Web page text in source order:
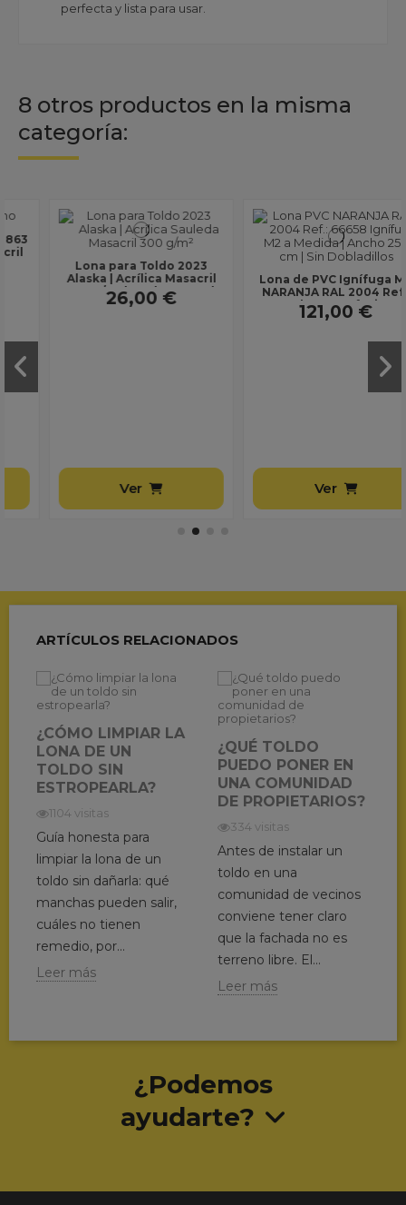
perfecta y lista para usar.
8 otros productos en la misma
categoría:
Lona para Toldo 2023
Alaska | Acrílica Masacril
300 g/m² | Ancho 1,20 m |
Lona sin...
26,00 €
Lona de PVC Ignífuga M2
NARANJA RAL 2004 Ref.:
66658 | Uso Profesional |
Ancho 250 cm |...
121,00 €
ARTÍCULOS RELACIONADOS
¿CÓMO LIMPIAR LA
LONA DE UN
TOLDO SIN
ESTROPEARLA?
1104 visitas
Guía honesta para
limpiar la lona de un
toldo sin dañarla: qué
manchas pueden salir,
cuáles no tienen
remedio, por...
Leer más
¿QUÉ TOLDO
PUEDO PONER EN
UNA COMUNIDAD
DE PROPIETARIOS?
334 visitas
Antes de instalar un
toldo en una
comunidad de vecinos
conviene tener claro
que la fachada no es
terreno libre. El...
Leer más
¿Podemos
ayudarte?